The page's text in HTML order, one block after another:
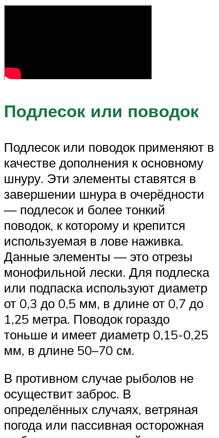
Подлесок или поводок
Подлесок или поводок применяют в
качестве дополнения к основному
шнуру. Эти элементы ставятся в
завершении шнура в очерёдности
— подлесок и более тонкий
поводок, к которому и крепится
используемая в лове наживка.
Данные элементы — это отрезы
монофильной лески. Для подлеска
или подпаска используют диаметр
от 0,3 до 0,5 мм, в длине от 0,7 до
1,25 метра. Поводок гораздо
тоньше и имеет диаметр 0,15-0,25
мм, в длине 50–70 см.
В противном случае рыболов не
осуществит заброс. В
определённых случаях, ветряная
погода или пассивная осторожная